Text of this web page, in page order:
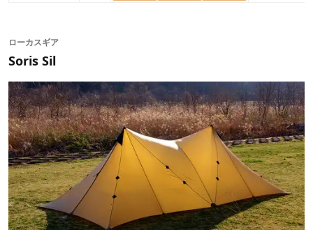
ローカスギア
Soris Sil